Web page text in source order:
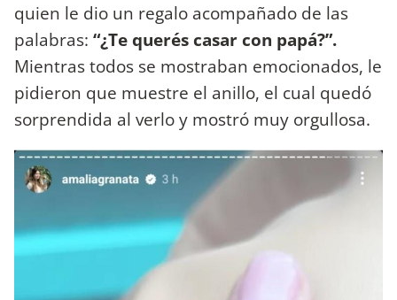
quien le dio un regalo acompañado de las
palabras: “¿Te querés casar con papá?”.
Mientras todos se mostraban emocionados, le
pidieron que muestre el anillo, el cual quedó
sorprendida al verlo y mostró muy orgullosa.